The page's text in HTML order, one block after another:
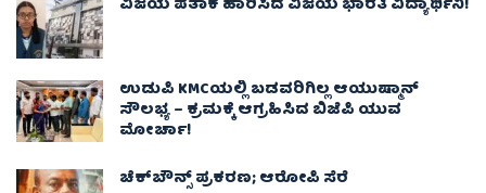
ವಿಜಯ ಪತಾಕೆ ಹಾರಿಸಿದ ವಿಜಯ ಭಾರತಿ ವಿದ್ಯಾರ್ಥಿನಿ!
ಉಡುಪಿ KMCಯಲ್ಲಿ ಬಡವರಿಗಿಲ್ಲ ಆಯುಷ್ಮಾನ್
ಸೌಲಭ್ಯ – ಕ್ರಮಕ್ಕೆ ಆಗ್ರಹಿಸಿದ ಬಿಜೆಪಿ ಯುವ
ಮೋರ್ಚಾ!
ಚೆಕ್​ಬೌನ್ಸ್​ ಪ್ರಕರಣ; ಆರೋಪಿ ಸೆರೆ